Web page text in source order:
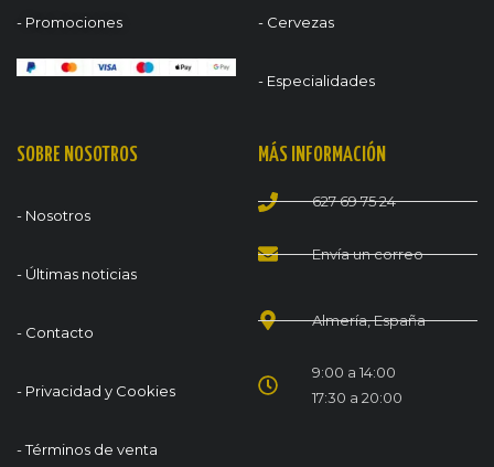
- Promociones - Cervezas
- Especialidades
SOBRE NOSOTROS
- Nosotros
- Últimas noticias
- Contacto
- Privacidad y Cookies
- Términos de venta
MÁS INFORMACIÓN
627 69 75 24
Envía un correo
Almería, España
9:00 a 14:00
17:30 a 20:00